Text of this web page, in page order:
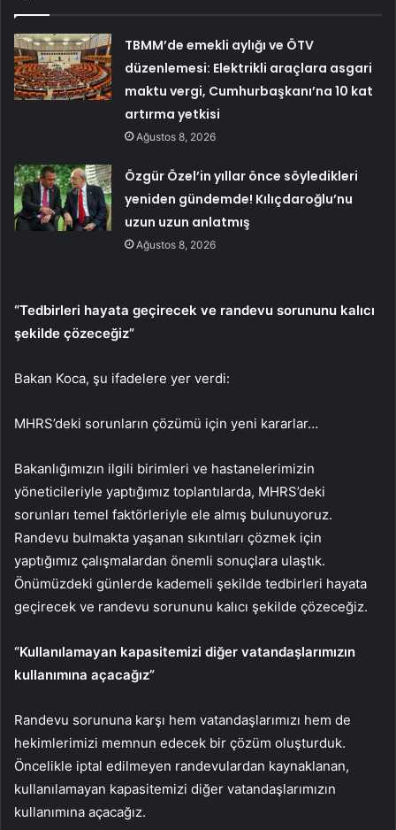
TBMM’de emekli aylığı ve ÖTV
düzenlemesi: Elektrikli araçlara asgari
maktu vergi, Cumhurbaşkanı’na 10 kat
artırma yetkisi
Ağustos 8, 2026
Özgür Özel’in yıllar önce söyledikleri
yeniden gündemde! Kılıçdaroğlu’nu
uzun uzun anlatmış
Ağustos 8, 2026
“Tedbirleri hayata geçirecek ve randevu sorununu kalıcı
şekilde çözeceğiz”
Bakan Koca, şu ifadelere yer verdi:
MHRS’deki sorunların çözümü için yeni kararlar…
Bakanlığımızın ilgili birimleri ve hastanelerimizin
yöneticileriyle yaptığımız toplantılarda, MHRS’deki
sorunları temel faktörleriyle ele almış bulunuyoruz.
Randevu bulmakta yaşanan sıkıntıları çözmek için
yaptığımız çalışmalardan önemli sonuçlara ulaştık.
Önümüzdeki günlerde kademeli şekilde tedbirleri hayata
geçirecek ve randevu sorununu kalıcı şekilde çözeceğiz.
“Kullanılamayan kapasitemizi diğer vatandaşlarımızın
kullanımına açacağız”
Randevu sorununa karşı hem vatandaşlarımızı hem de
hekimlerimizi memnun edecek bir çözüm oluşturduk.
Öncelikle iptal edilmeyen randevulardan kaynaklanan,
kullanılamayan kapasitemizi diğer vatandaşlarımızın
kullanımına açacağız.